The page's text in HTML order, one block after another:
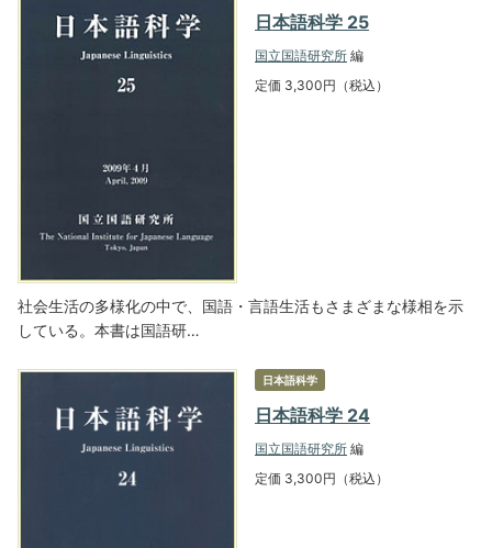
日本語科学 25
国立国語研究所 編
定価 3,300円（税込）
社会生活の多様化の中で、国語・言語生活もさまざまな様相を示
している。本書は国語研…
日本語科学
日本語科学 24
国立国語研究所 編
定価 3,300円（税込）